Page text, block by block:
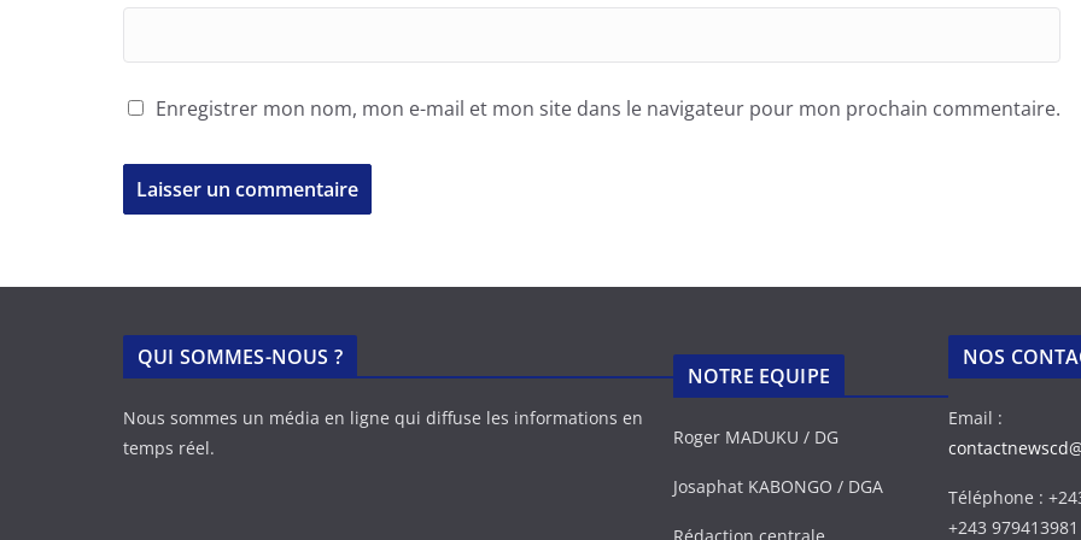
Enregistrer mon nom, mon e-mail et mon site dans le navigateur pour mon prochain commentaire.
QUI SOMMES-NOUS ?
Nous sommes un média en ligne qui diffuse les informations en
temps réel.
NOTRE EQUIPE
Roger MADUKU / DG
Josaphat KABONGO / DGA
NOS
Email :
Téléphone :
+243 979413981